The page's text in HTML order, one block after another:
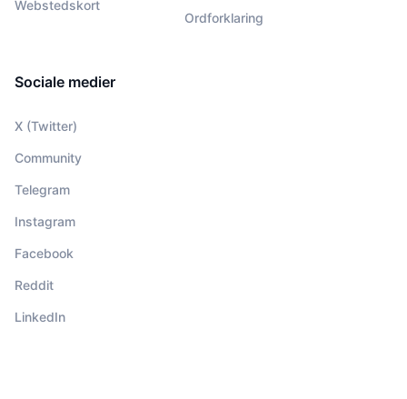
Webstedskort
Ordforklaring
Sociale medier
X (Twitter)
Community
Telegram
Instagram
Facebook
Reddit
LinkedIn